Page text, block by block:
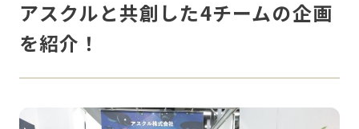
アスクルと共創した4チームの企画
を紹介！